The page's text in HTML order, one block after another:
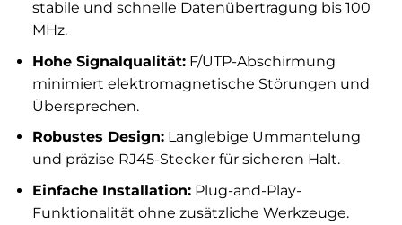
stabile und schnelle Datenübertragung bis 100
MHz.
Hohe Signalqualität:F/UTP-Abschirmung
minimiert elektromagnetische Störungen und
Übersprechen.
Robustes Design:Langlebige Ummantelung
und präzise RJ45-Stecker für sicheren Halt.
Einfache Installation:Plug-and-Play-
Funktionalität ohne zusätzliche Werkzeuge.